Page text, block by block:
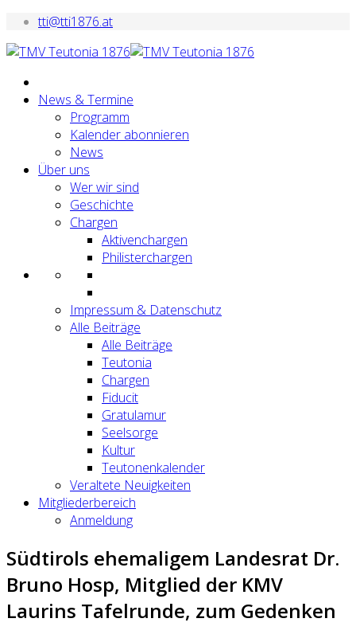
tti@tti1876.at
News & Termine
Programm
Kalender abonnieren
News
Über uns
Wer wir sind
Geschichte
Chargen
Aktivenchargen
Philisterchargen
Impressum & Datenschutz
Alle Beiträge
Alle Beiträge
Teutonia
Chargen
Fiducit
Gratulamur
Seelsorge
Kultur
Teutonenkalender
Veraltete Neuigkeiten
Mitgliederbereich
Anmeldung
Südtirols ehemaligem Landesrat Dr.
Bruno Hosp, Mitglied der KMV
Laurins Tafelrunde, zum Gedenken